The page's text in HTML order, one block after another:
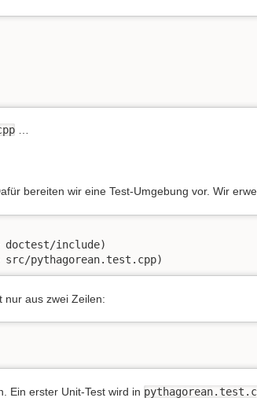
…
bereiten wir eine Test-Umgebung vor. Wir
doctest/include)
src/pythagorean.test.cpp)
aus zwei Zeilen:
Ein erster Unit-Test wird in